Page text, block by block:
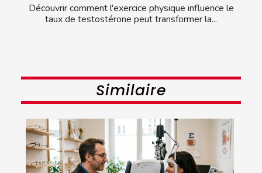
Découvrir comment l'exercice physique influence le
taux de testostérone peut transformer la...
Similaire